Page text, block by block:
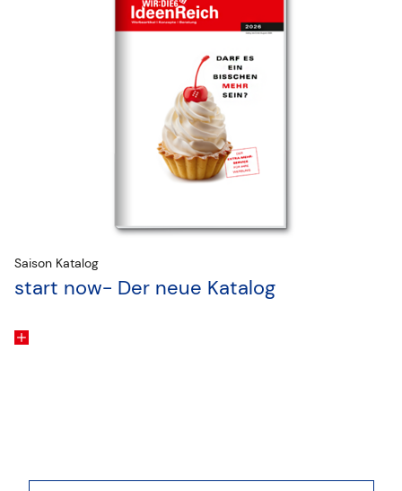
Saison Katalog
start now- Der neue Katalog